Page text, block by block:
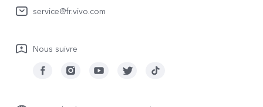
Demande de retour en réparation-SBE
Manuel de l'utilisateur
Mise à jour du système
Centre de confidentialité vivo
service@fr.vivo.com
Nous suivre